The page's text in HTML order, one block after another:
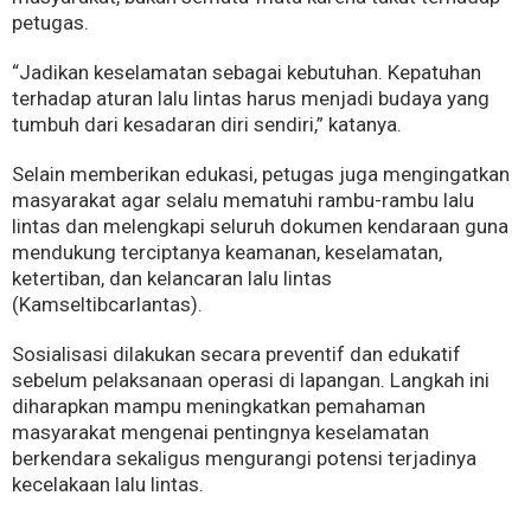
petugas.
“Jadikan keselamatan sebagai kebutuhan. Kepatuhan
terhadap aturan lalu lintas harus menjadi budaya yang
tumbuh dari kesadaran diri sendiri,” katanya.
Selain memberikan edukasi, petugas juga mengingatkan
masyarakat agar selalu mematuhi rambu-rambu lalu
lintas dan melengkapi seluruh dokumen kendaraan guna
mendukung terciptanya keamanan, keselamatan,
ketertiban, dan kelancaran lalu lintas
(Kamseltibcarlantas).
Sosialisasi dilakukan secara preventif dan edukatif
sebelum pelaksanaan operasi di lapangan. Langkah ini
diharapkan mampu meningkatkan pemahaman
masyarakat mengenai pentingnya keselamatan
berkendara sekaligus mengurangi potensi terjadinya
kecelakaan lalu lintas.